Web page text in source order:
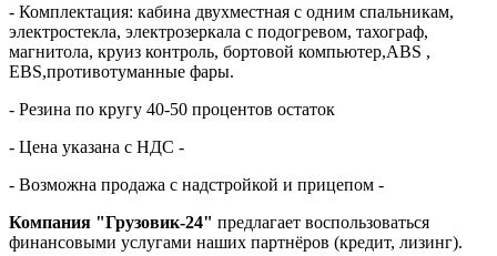
- Комплектация: кабина двухместная с одним спальникам,
электростекла, электрозеркала с подогревом, тахограф,
магнитола, круиз контроль, бортовой компьютер,ABS ,
EBS,противотуманные фары.
- Резина по кругу 40-50 процентов остаток
- Цена указана с НДС -
- Возможна продажа с надстройкой и прицепом -
Компания "Грузовик-24" предлагает воспользоваться
финансовыми услугами наших партнёров (кредит, лизинг).